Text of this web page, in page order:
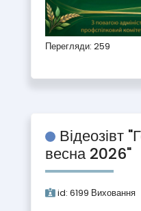
Перегляди: 259
Відеозівт
весна 2026"
id: 6199 Виховання